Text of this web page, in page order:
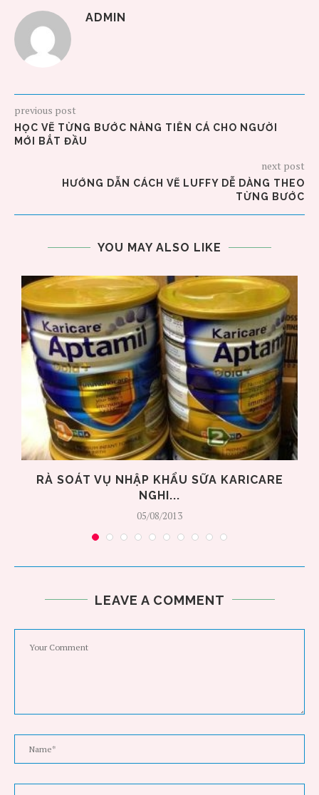
ADMIN
previous post
HỌC VẼ TỪNG BƯỚC NÀNG TIÊN CÁ CHO NGƯỜI
MỚI BẮT ĐẦU
next post
HƯỚNG DẪN CÁCH VẼ LUFFY DỄ DÀNG THEO
TỪNG BƯỚC
YOU MAY ALSO LIKE
RÀ SOÁT VỤ NHẬP KHẨU SỮA KARICARE
NGHI...
05/08/2013
LEAVE A COMMENT